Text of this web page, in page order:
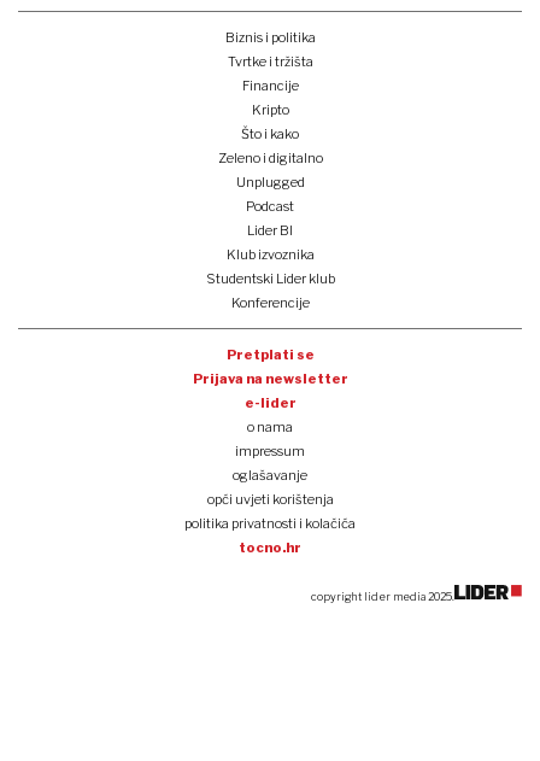
Biznis i politika
Tvrtke i tržišta
Financije
Kripto
Što i kako
Zeleno i digitalno
Unplugged
Podcast
Lider BI
Klub izvoznika
Studentski Lider klub
Konferencije
Pretplati se
Prijava na newsletter
e-lider
o nama
impressum
oglašavanje
opći uvjeti korištenja
politika privatnosti i kolačića
tocno.hr
copyright lider media 2025.